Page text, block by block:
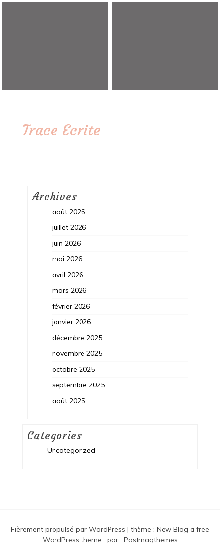
Trace Ecrite
Archives
août 2026
juillet 2026
juin 2026
mai 2026
avril 2026
mars 2026
février 2026
janvier 2026
décembre 2025
novembre 2025
octobre 2025
septembre 2025
août 2025
Categories
Uncategorized
Fièrement propulsé par WordPress | thème : New Blog a free
WordPress theme : par : Postmagthemes